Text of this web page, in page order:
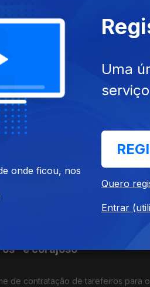
diz que desligar
na imagem do país.
que o processo de
taxa de juro já em junho
de subida de preços, é preciso
inflacionistas, atuemos
"é corajoso"
de contratação de tarefeiros para
onde ficou, nos
Uma
Quero
Entrar